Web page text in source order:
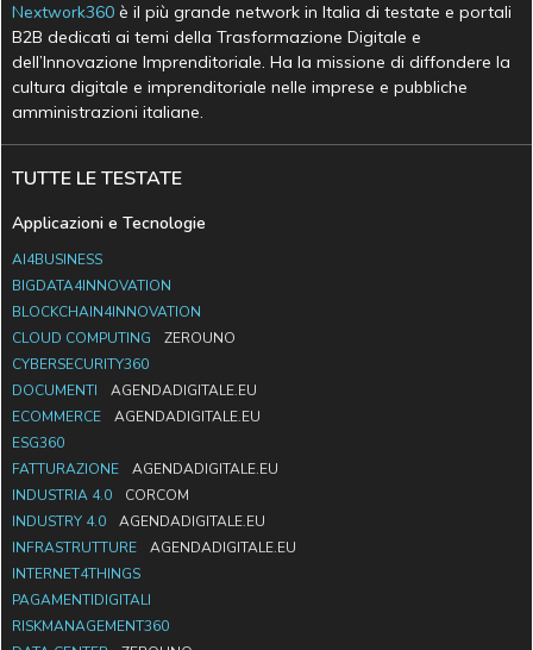
Nextwork360 è il più grande network in Italia di testate e portali
B2B dedicati ai temi della Trasformazione Digitale e
dell’Innovazione Imprenditoriale. Ha la missione di diffondere la
cultura digitale e imprenditoriale nelle imprese e pubbliche
amministrazioni italiane.
TUTTE LE TESTATE
Applicazioni e Tecnologie
AI4BUSINESS
BIGDATA4INNOVATION
BLOCKCHAIN4INNOVATION
CLOUD COMPUTING
ZEROUNO
CYBERSECURITY360
DOCUMENTI
AGENDADIGITALE.EU
ECOMMERCE
AGENDADIGITALE.EU
ESG360
FATTURAZIONE
AGENDADIGITALE.EU
INDUSTRIA 4.0
CORCOM
INDUSTRY 4.0
AGENDADIGITALE.EU
INFRASTRUTTURE
AGENDADIGITALE.EU
INTERNET4THINGS
PAGAMENTIDIGITALI
RISKMANAGEMENT360